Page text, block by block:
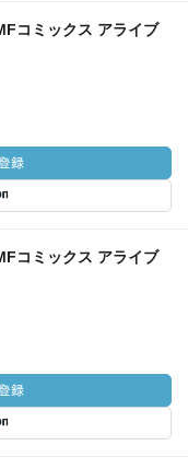
コミックス アライブ
コミックス アライブ